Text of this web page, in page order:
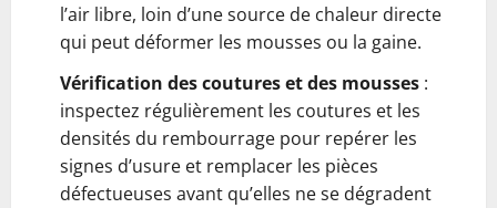
l’air libre, loin d’une source de chaleur directe
qui peut déformer les mousses ou la gaine.
Vérification des coutures et des mousses :
inspectez régulièrement les coutures et les
densités du rembourrage pour repérer les
signes d’usure et remplacer les pièces
défectueuses avant qu’elles ne se dégradent